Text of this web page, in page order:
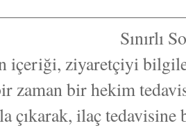
Sınırlı
içeriği, ziyaretçiyi
zaman bir hekim
çıkarak, ilaç